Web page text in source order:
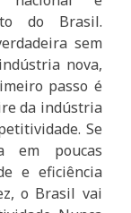
do Brasil.
sem
nova,
passo é
da indústria
Se
em poucas
e eficiência
o Brasil vai